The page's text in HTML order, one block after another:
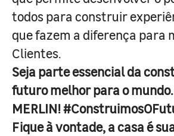
todos para construir
que fazem a diferença para
Clientes.
Seja parte essencial da
futuro melhor para o mundo.
MERLIN!
Fique à vontade, a casa é